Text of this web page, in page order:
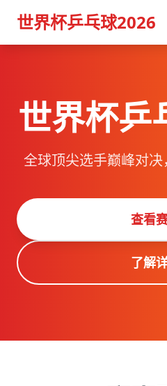
世界杯乒乓球2026
世界杯乒
全球顶尖选手巅峰对
查看
了解